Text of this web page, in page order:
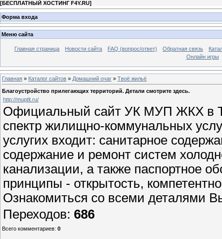
[БЕСПЛАТНЫЙ ХОСТИНГ F4Y.RU]
Форма входа
Меню сайта
Главная страница Новости сайта FAQ (вопрос/ответ) Обратная связь
Онлайн игры
Главная » Каталог сайтов » Домашний очаг » Твоё жильё
Благоустройство прилегающих территорий. Детали смотрите здесь.
http://muptlt.ru/
Официальный сайт УК МУП ЖКХ в
спектр жилищно-коммунальных
услугих входит: cанитарное
содержание и ремонт систем
канализации, а также паспортное
принципы - открытость,
Ознакомиться со всеми деталями
Переходов: 686
Всего комментариев: 0